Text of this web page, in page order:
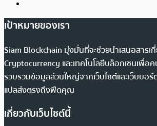
เป้าหมายของเรา
Siam Blockchain มุ่งมั่นที่จะช่วยนำเสนอสารเ
Cryptocurrency และเทคโนโลยีบล็อกเชนเพื่อค
รวบรวมข้อมูลส่วนใหญ่จากเว็บไซต์และเว็บบอร์
แปลส่งตรงถึงฟีดคุณ
เกี่ยวกับเว็บไซต์นี้